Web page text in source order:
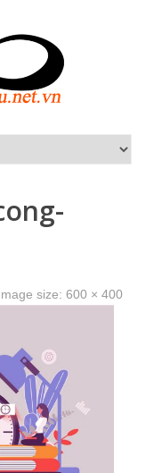
size: 600 × 400